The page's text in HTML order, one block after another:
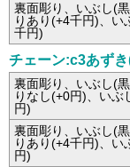
裏面彫り、いぶし(
りあり(+4千円)、い
千円)
チェーン:c3あず
裏面彫り、いぶし(
りなし(+0円)、いぶ
円)
裏面彫り、いぶし(
りあり(+4千円)、い
円)